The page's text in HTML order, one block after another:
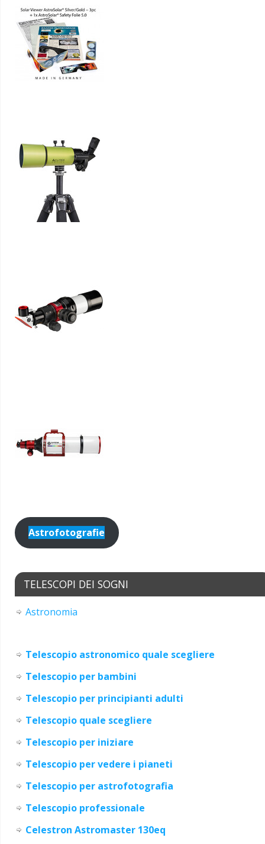
Astrofotografie
TELESCOPI DEI SOGNI
Astronomia
Telescopio astronomico quale scegliere
Telescopio per bambini
Telescopio per principianti adulti
Telescopio quale scegliere
Telescopio per iniziare
Telescopio per vedere i pianeti
Telescopio per astrofotografia
Telescopio professionale
Celestron Astromaster 130eq